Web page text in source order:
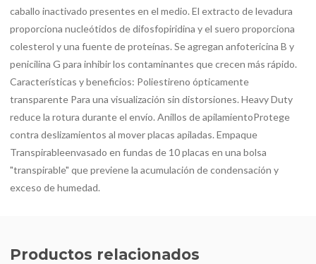
caballo inactivado presentes en el medio. El extracto de levadura
proporciona nucleótidos de difosfopiridina y el suero proporciona
colesterol y una fuente de proteínas. Se agregan anfotericina B y
penicilina G para inhibir los contaminantes que crecen más rápido.
Características y beneficios: Poliestireno ópticamente
transparente Para una visualización sin distorsiones. Heavy Duty
reduce la rotura durante el envío. Anillos de apilamientoProtege
contra deslizamientos al mover placas apiladas. Empaque
Transpirableenvasado en fundas de 10 placas en una bolsa
"transpirable" que previene la acumulación de condensación y
exceso de humedad.
Productos relacionados